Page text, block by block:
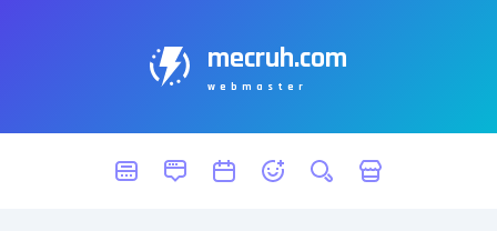
mecruh.com
webmaster